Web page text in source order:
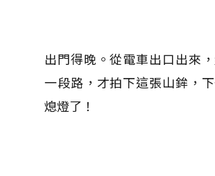
出門得晚。從電車出口出來
一段路，才拍下這張山鉾，
熄燈了！